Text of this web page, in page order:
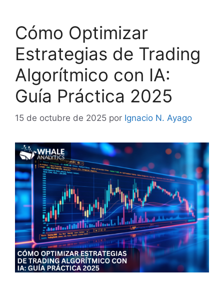
Cómo Optimizar
Estrategias de Trading
Algorítmico con IA:
Guía Práctica 2025
15 de octubre de 2025 por Ignacio N. Ayago